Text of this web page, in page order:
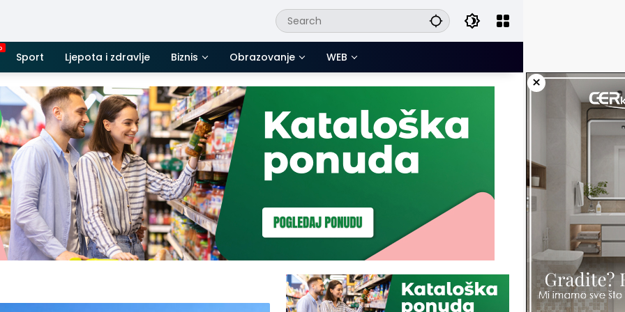
Sport Ljepota i zdravlje Biznis Obrazovanje WEB
×